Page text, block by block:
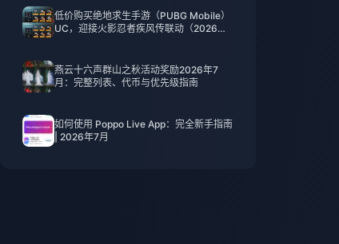
低价购买绝地求生手游（PUBG Mobile）
UC，迎接火影忍者疾风传联动（2026年7
燕云十六声群山之秋活动奖励2026年7
月：完整列表、代币与优先级指南
如何使用 Poppo Live App：完全新手指南
| 2026年7月